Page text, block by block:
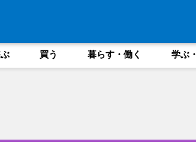
買う 暮らす・働く 学ぶ